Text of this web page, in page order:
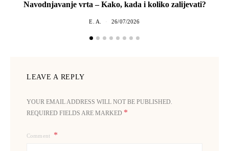
Navodnjavanje vrta – Kako, kada i koliko zalijevati?
E. A. 26/07/2026
LEAVE A REPLY
YOUR EMAIL ADDRESS WILL NOT BE PUBLISHED.
REQUIRED FIELDS ARE MARKED *
Comment